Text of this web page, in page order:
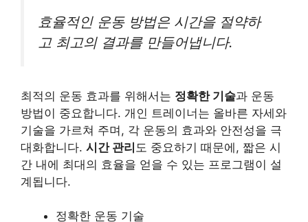
효율적인 운동 방법은 시간을 절약하
고 최고의 결과를 만들어냅니다.
최적의 운동 효과를 위해서는 정확한 기술과 운동
방법이 중요합니다. 개인 트레이너는 올바른 자세와
기술을 가르쳐 주며, 각 운동의 효과와 안전성을 극
대화합니다. 시간 관리 도 중요하기 때문에, 짧은 시
간 내에 최대의 효율을 얻을 수 있는 프로그램이 설
계됩니다.
정확한 운동 기술